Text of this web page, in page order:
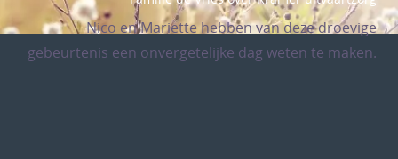
Nico en Mariette hebben van deze droevige
gebeurtenis een onvergetelijke dag weten te maken.